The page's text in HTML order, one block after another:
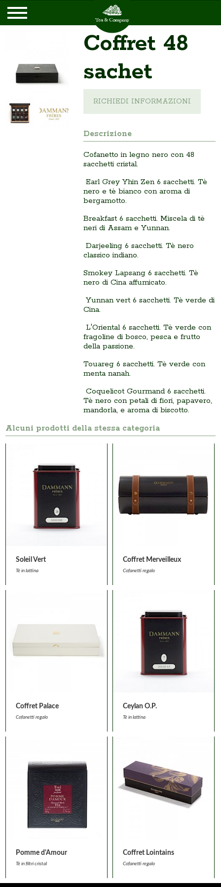
Coffret 48
sachet
RICHIEDI INFORMAZIONI
Descrizione
Cofanetto in legno nero con 48
sacchetti cristal.
Earl Grey Yhin Zen 6 sacchetti. Tè
nero e tè bianco con aroma di
bergamotto.
Breakfast 6 sacchetti. Miscela di tè
neri di Assam e Yunnan.
Darjeeling 6 sacchetti. Tè nero
classico indiano.
Smokey Lapsang 6 sacchetti. Tè
nero di Cina affumicato.
Yunnan vert 6 sacchetti. Tè verde di
Cina.
L'Oriental 6 sacchetti. Tè verde con
fragoline di bosco, pesca e frutto
della passione.
Touareg 6 sacchetti. Tè verde con
menta nanah.
Coquelicot Gourmand 6 sacchetti.
Tè nero con petali di fiori, papavero,
mandorla, e aroma di biscotto.
Alcuni prodotti della stessa categoria
Soleil Vert
Tè in lattina
Coffret Merveilleux
Cofanetti regalo
Coffret Palace
Cofanetti regalo
Ceylan O.P.
Tè in lattina
Pomme d'Amour
Tè in filtri cristal
Coffret Lointains
Cofanetti regalo